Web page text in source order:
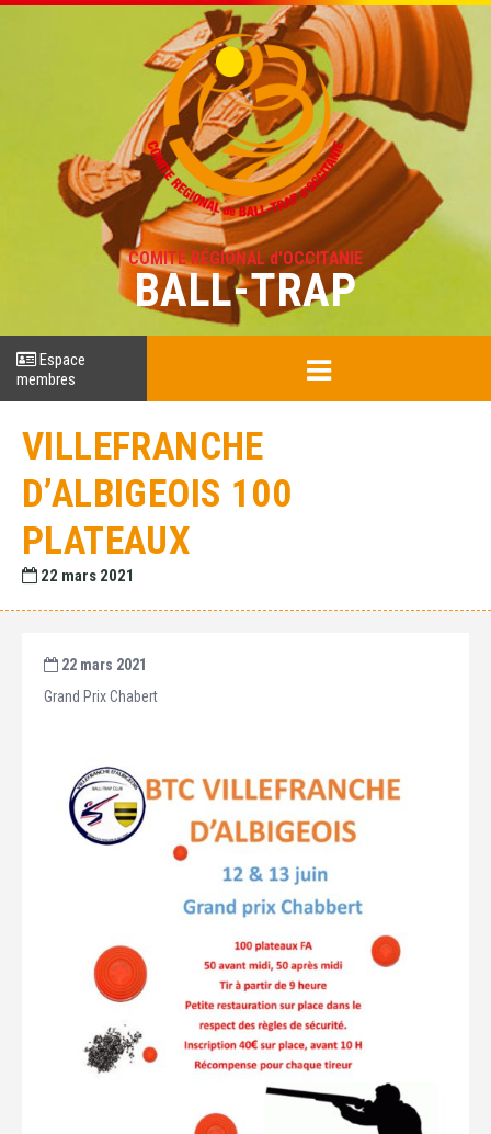
COMITÉ RÉGIONAL d'OCCITANIE
BALL-TRAP
Espace
membres
VILLEFRANCHE
D’ALBIGEOIS 100
PLATEAUX
22 mars 2021
22 mars 2021
Grand Prix Chabert